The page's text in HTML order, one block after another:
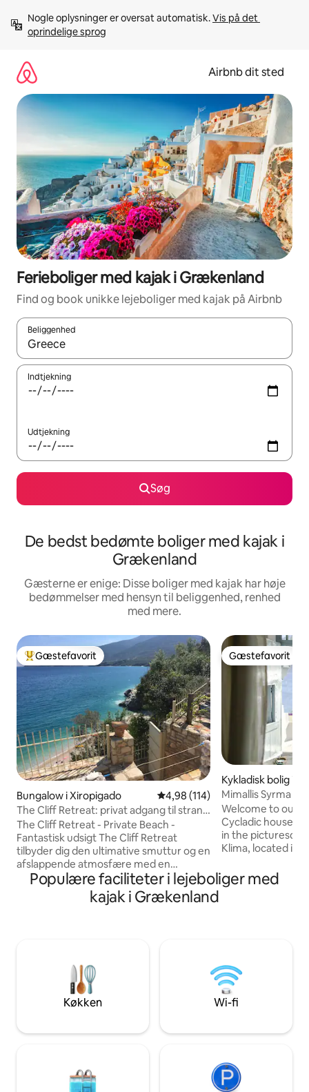
videre
Nogle oplysninger er oversat automatisk. Vis på det
oprindelige sprog
Airbnb dit sted
Ferieboliger med kajak i Grækenland
Find og book unikke lejeboliger med kajak på Airbnb
Beliggenhed
Når resultaterne er tilgængelige, skal du navigere med
Indtjekning
Udtjekning
Søg
De bedst bedømte boliger med kajak i
Grækenland
Gæsterne er enige: Disse boliger med kajak har høje
bedømmelser med hensyn til beliggenhed, renhed
med mere.
Bedste gæstefavorit
Gæstefavorit
Bungalow i Xiropigado 4,98 ud af 5 i gennemsnitlig
4,98 (114)
The Cliff Retreat: privat adgang til strand
– havudsigt
The Cliff Retreat - Private Beach -
Fantastisk udsigt The Cliff Retreat
tilbyder dig den ultimative smuttur og en
afslappende atmosfære med en
storslået 180-graders udsigt over den
Argoliske Golf. En helt unik oplevelse,
tag en gåtur ned ad stenskårne trin
meter nedenunder. Et ideelt sted for
familier med børn eller romantiske
weekender.
Gæstefavorit
Gæstefavorit
Kykladisk bolig i
Mimallis Syrma in
Welcome to our
Cycladic house,
in the
Klima, located in
lifestyle, where
breathtaking
the beauty and
Populære faciliteter i lejeboliger med
kajak i Grækenland
Køkken Wi-fi